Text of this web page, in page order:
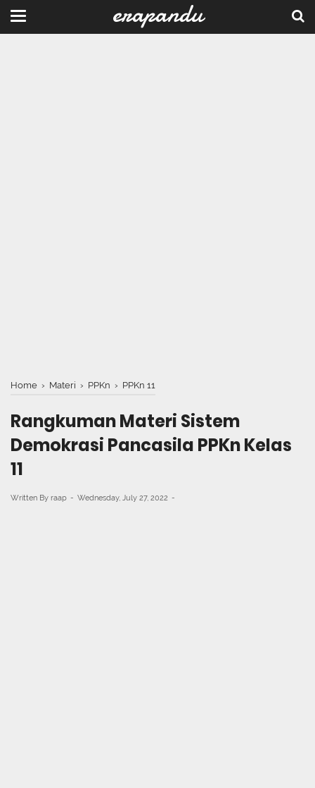
erapandu
Home › Materi › PPKn › PPKn 11
Rangkuman Materi Sistem
Demokrasi Pancasila PPKn Kelas
11
Written By raap Wednesday, July 27, 2022